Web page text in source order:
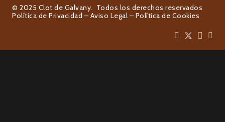
© 2025 Clot de Galvany. Todos los derechos reservados
Política de Privacidad – Aviso Legal – Política de Cookies